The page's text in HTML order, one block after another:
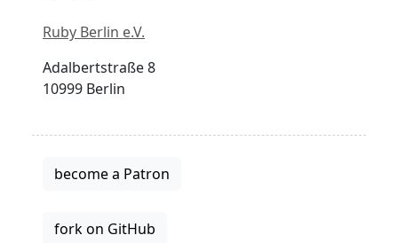
Ruby Berlin e.V.
Adalbertstraße 8
10999 Berlin
become a Patron
fork on GitHub